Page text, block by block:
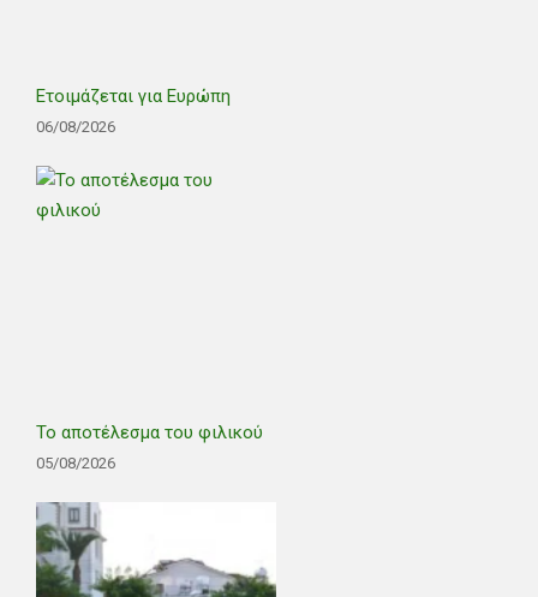
Ετοιμάζεται για Ευρώπη
06/08/2026
Το αποτέλεσμα του φιλικού
05/08/2026